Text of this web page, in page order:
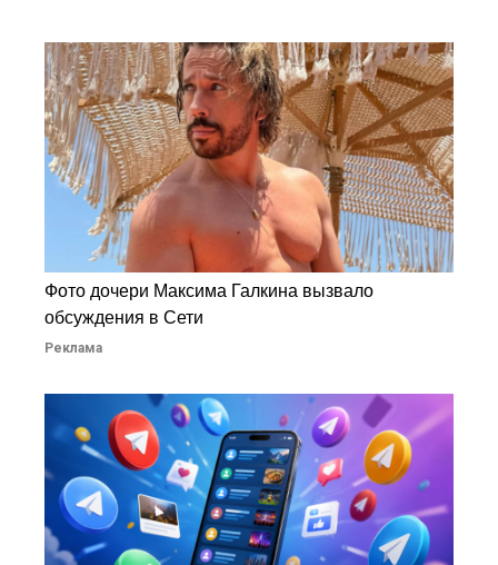
Фото дочери Максима Галкина вызвало
обсуждения в Сети
Реклама